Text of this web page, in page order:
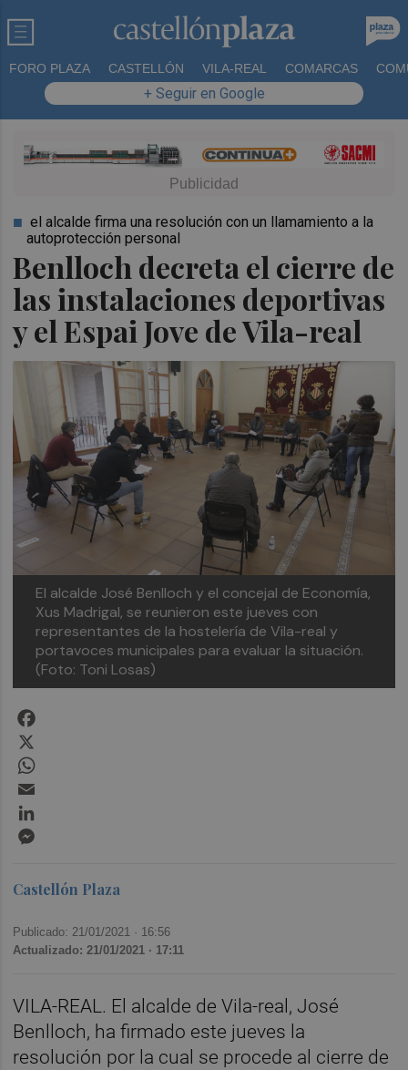
FORO PLAZA CASTELLÓN VILA-REAL COMARCAS
+ Seguir en Google
Benlloch decreta el cierre de
las instalaciones deportivas
y el Espai Jove de Vila-real
el alcalde firma una resolución con un llamamiento a la
autoprotección personal
El alcalde José Benlloch y el concejal de Economía,
Xus Madrigal, se reunieron este jueves con
representantes de la hostelería de Vila-real y
portavoces municipales para evaluar la situación.
(Foto: Toni Losas)
Castellón Plaza
Publicado: 21/01/2021 · 16:56
Actualizado: 21/01/2021 · 17:11
VILA-REAL. El alcalde de Vila-real, José
Benlloch, ha firmado este jueves la
resolución por la cual se procede al cierre de